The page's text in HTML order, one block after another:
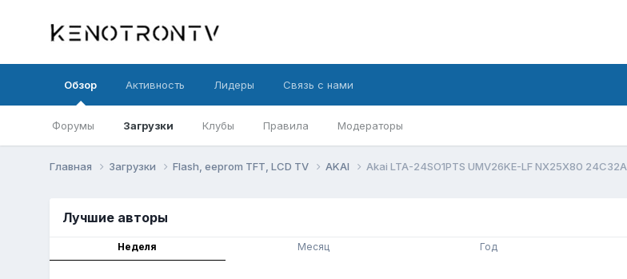
Обзор
Форумы Загрузки Клубы Правила Модераторы
Активность Лидеры Связь с нами
Главная Загрузки Flash, eeprom TFT, LCD TV AKAI Akai LTA-24SO1PTS UMV26KE-LF NX25X80 24C32A
Лучшие авторы
Неделя Месяц Год